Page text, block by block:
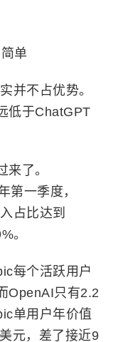
单
并不占优势。
低于ChatGPT
了。
第一季度，
占比达到
。
每个活跃用户
OpenAI只有2.2
单用户年价值
元，差了接近9